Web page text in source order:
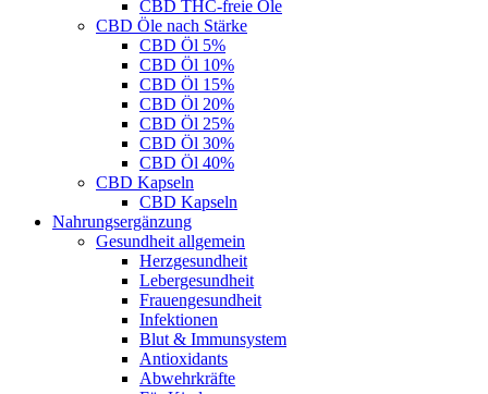
CBD THC-freie Öle
CBD Öle nach Stärke
CBD Öl 5%
CBD Öl 10%
CBD Öl 15%
CBD Öl 20%
CBD Öl 25%
CBD Öl 30%
CBD Öl 40%
CBD Kapseln
CBD Kapseln
Nahrungsergänzung
Gesundheit allgemein
Herzgesundheit
Lebergesundheit
Frauengesundheit
Infektionen
Blut & Immunsystem
Antioxidants
Abwehrkräfte